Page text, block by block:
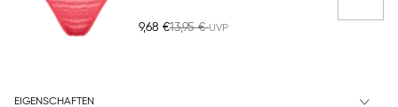
9,68 €13,95 €
EIGENSCHAFTEN